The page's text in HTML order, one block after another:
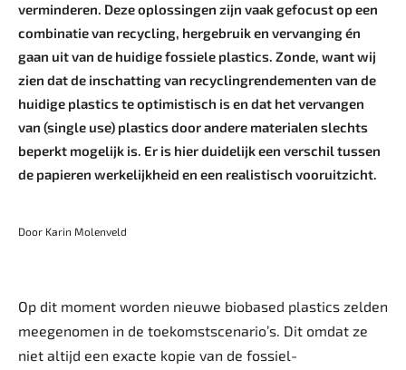
verminderen. Deze oplossingen zijn vaak gefocust op een
combinatie van recycling, hergebruik en vervanging én
gaan uit van de huidige fossiele plastics. Zonde, want wij
zien dat de inschatting van recyclingrendementen van de
huidige plastics te optimistisch is en dat het vervangen
van (single use) plastics door andere materialen slechts
beperkt mogelijk is. Er is hier duidelijk een verschil tussen
de papieren werkelijkheid en een realistisch vooruitzicht.
Door Karin Molenveld
Op dit moment worden nieuwe biobased plastics zelden
meegenomen in de toekomstscenario’s. Dit omdat ze
niet altijd een exacte kopie van de fossiel-